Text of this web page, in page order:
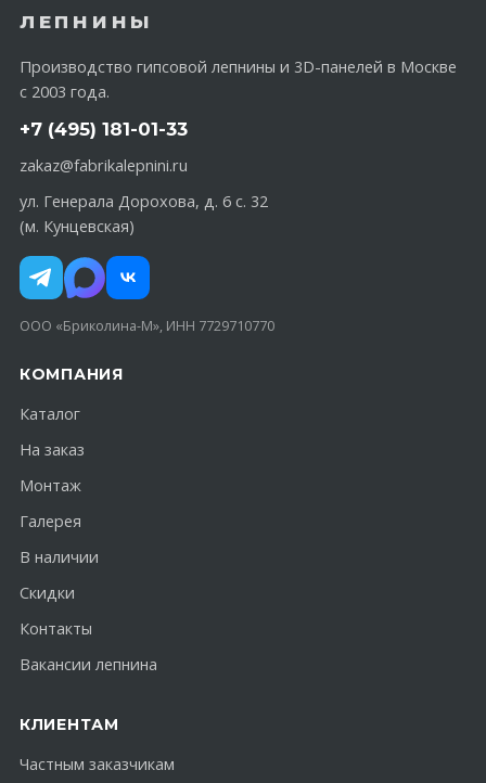
ЛЕПНИНЫ
Производство гипсовой лепнины и 3D-панелей в Москве
с 2003 года.
+7 (495) 181-01-33
zakaz@fabrikalepnini.ru
ул. Генерала Дорохова, д. 6 с. 32
(м. Кунцевская)
ООО «Бриколина-М», ИНН 7729710770
КОМПАНИЯ
Каталог
На заказ
Монтаж
Галерея
В наличии
Скидки
Контакты
Вакансии лепнина
КЛИЕНТАМ
Частным заказчикам